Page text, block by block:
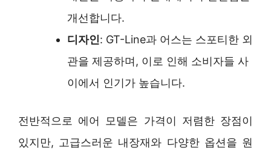
개선합니다.
디자인: GT-Line과 어스는 스포티한 외
관을 제공하며, 이로 인해 소비자들 사
이에서 인기가 높습니다.
전반적으로 에어 모델은 가격이 저렴한 장점이
있지만, 고급스러운 내장재와 다양한 옵션을 원